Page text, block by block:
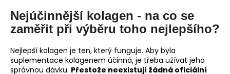
Nejúčinnější kolagen - na co se
zaměřit při výběru toho nejlepšího?
Nejlepší kolagen je ten, který funguje. Aby byla
suplementace kolagenem účinná, je třeba užívat jeho
správnou dávku. Přestože neexistují žádná oficiální